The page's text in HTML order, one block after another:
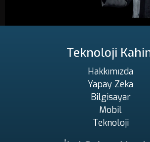
Teknoloji
Hakkımızda
Yapay Zeka
Bilgisayar
Mobil
Teknoloji